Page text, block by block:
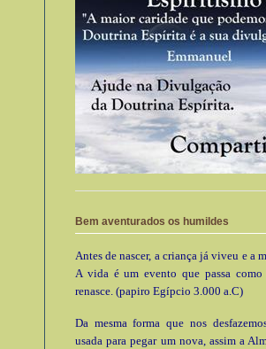
Bem aventurados os humildes
Antes de nascer, a criança já viveu e a
A vida é um evento que passa
renasce. (papiro Egípcio 3.000 a.C)
Da mesma forma que nos
usada para pegar um nova, assim a